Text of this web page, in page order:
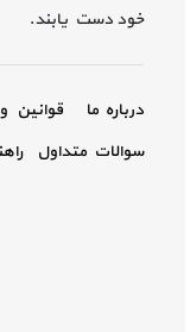
خود دست یابند.
درباره ما قوانین
سوالات متداول